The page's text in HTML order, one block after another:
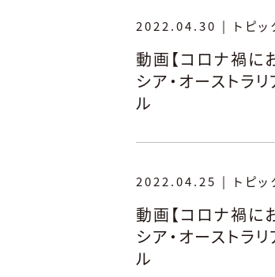
2022.04.30 | トピッ
動画【コロナ禍に
シア・オースト
ル
2022.04.25 | トピッ
動画【コロナ禍に
シア・オースト
ル